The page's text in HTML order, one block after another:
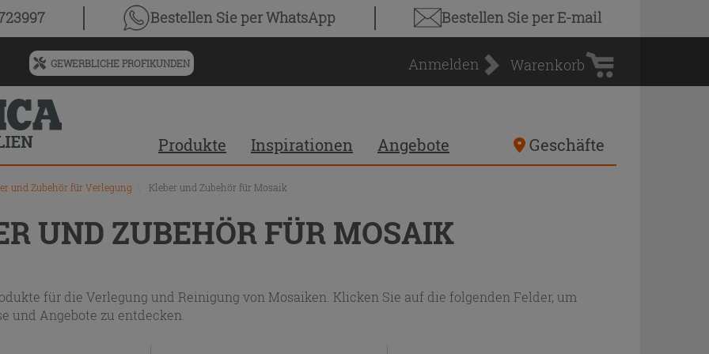
Bestellen Sieper WhatsApp Bestellen Sieper E-mail
Menü
für
vorgeschlagenen
Siteinhalt
und
Suchprotokoll
GEWERBLICHE PROFIKUNDEN Anmelden
Warenkorb
Warenkorb
Produkte Inspirationen Angebote Geschäfte
und Zubehör für Verlegung Kleber und Zubehör für Mosaik
UND ZUBEHÖR FÜR MOSAIK
für die Verlegung und Reinigung von Mosaiken. Klicken Sie auf die folgenden Felder, um
und Angebote zu entdecken.